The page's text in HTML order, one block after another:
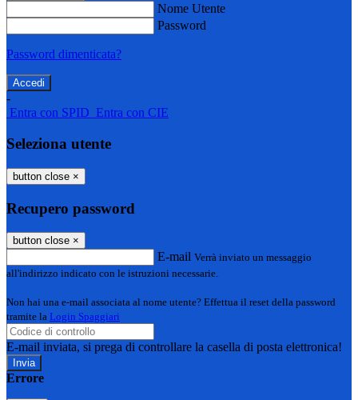
Nome Utente
Password
Password dimenticata?
-
Entra con SPID Entra con CIE
Seleziona utente
button close ×
Recupero password
button close ×
E-mail Verrà inviato un messaggio
all'indirizzo indicato con le istruzioni necessarie.
Non hai una e-mail associata al nome utente? Effettua il reset della password
tramite la Login Spaggiari
E-mail inviata, si prega di controllare la casella di posta elettronica!
Errore